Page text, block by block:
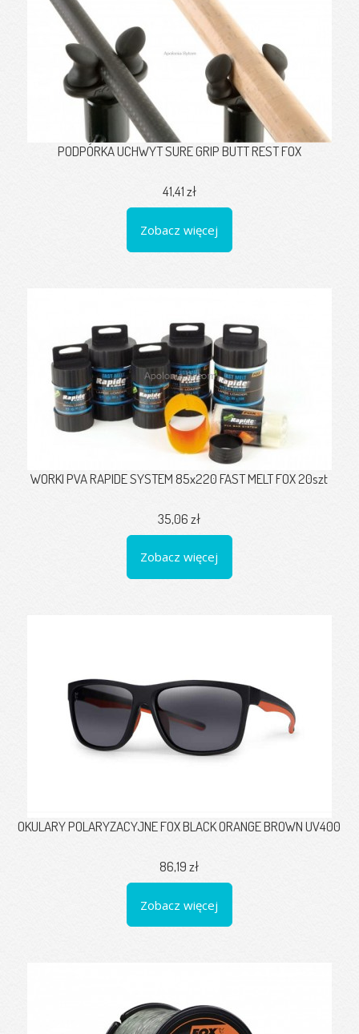
PODPÓRKA UCHWYT SURE GRIP BUTT REST FOX
41,41 zł
Zobacz więcej
WORKI PVA RAPIDE SYSTEM 85x220 FAST MELT FOX 20szt
35,06 zł
Zobacz więcej
OKULARY POLARYZACYJNE FOX BLACK ORANGE BROWN UV400
86,19 zł
Zobacz więcej